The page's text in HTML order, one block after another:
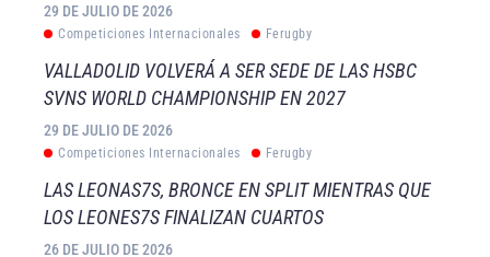
29 DE JULIO DE 2026
Competiciones Internacionales Ferugby
VALLADOLID VOLVERÁ A SER SEDE DE LAS HSBC
SVNS WORLD CHAMPIONSHIP EN 2027
29 DE JULIO DE 2026
Competiciones Internacionales Ferugby
LAS LEONAS7S, BRONCE EN SPLIT MIENTRAS QUE
LOS LEONES7S FINALIZAN CUARTOS
26 DE JULIO DE 2026